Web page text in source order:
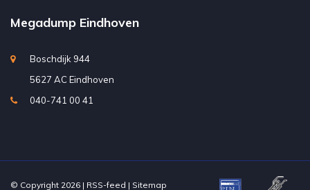
Megadump Eindhoven
Boschdijk 944
5627 AC Eindhoven
040-741 00 41
© Copyright 2026 | RSS-feed | Sitemap